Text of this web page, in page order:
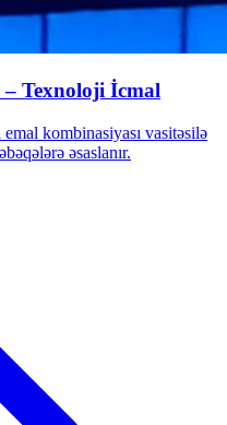
Texnoloji İcmal
kombinasiyası vasitəsilə
əsaslanır.